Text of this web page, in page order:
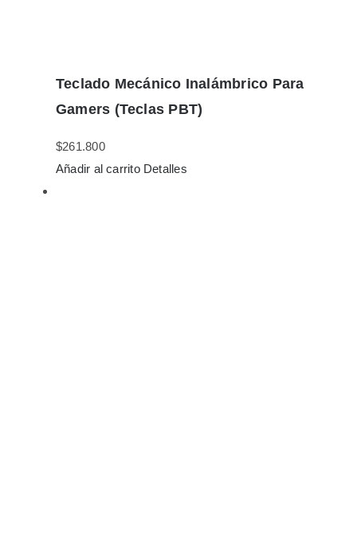
Teclado Mecánico Inalámbrico Para
Gamers (Teclas PBT)
$261.800
Añadir al carrito Detalles